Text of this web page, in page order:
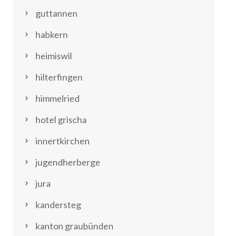
guttannen
habkern
heimiswil
hilterfingen
himmelried
hotel grischa
innertkirchen
jugendherberge
jura
kandersteg
kanton graubünden